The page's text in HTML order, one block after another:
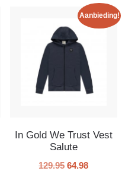
Aanbieding!
In Gold We Trust Vest
Salute
129.95 64.98